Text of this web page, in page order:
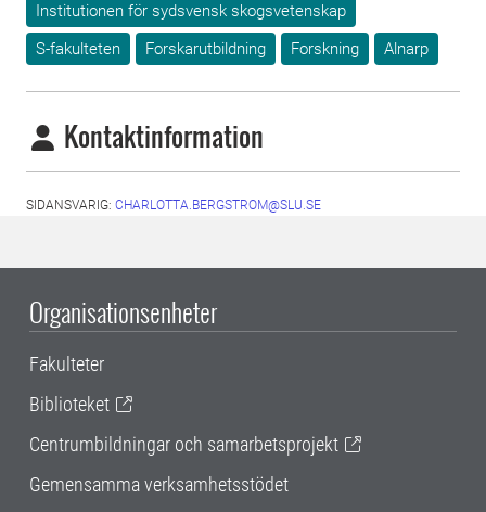
Institutionen för sydsvensk skogsvetenskap
S-fakulteten
Forskarutbildning Forskning Alnarp
Kontaktinformation
SIDANSVARIG: CHARLOTTA.BERGSTROM@SLU.SE
Organisationsenheter
Fakulteter
Biblioteket
Centrumbildningar och samarbetsprojekt
Gemensamma verksamhetsstödet